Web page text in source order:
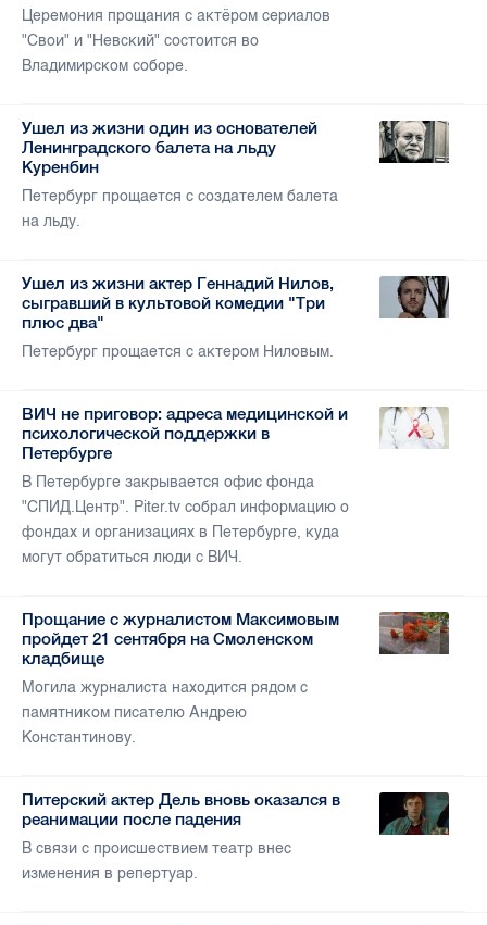
Церемония прощания с актёром сериалов
"Свои" и "Невский" состоится во
Владимирском соборе.
Ушел из жизни один из основателей
Ленинградского балета на льду
Куренбин
Петербург прощается с создателем балета
на льду.
Ушел из жизни актер Геннадий Нилов,
сыгравший в культовой комедии "Три
плюс два"
Петербург прощается с актером Ниловым.
ВИЧ не приговор: адреса медицинской и
психологической поддержки в
Петербурге
В Петербурге закрывается офис фонда
"СПИД.Центр". Piter.tv собрал информацию о
фондах и организациях в Петербурге, куда
могут обратиться люди с ВИЧ.
Прощание с журналистом Максимовым
пройдет 21 сентября на Смоленском
кладбище
Могила журналиста находится рядом с
памятником писателю Андрею
Константинову.
Питерский актер Дель вновь оказался в
реанимации после падения
В связи с происшествием театр внес
изменения в репертуар.